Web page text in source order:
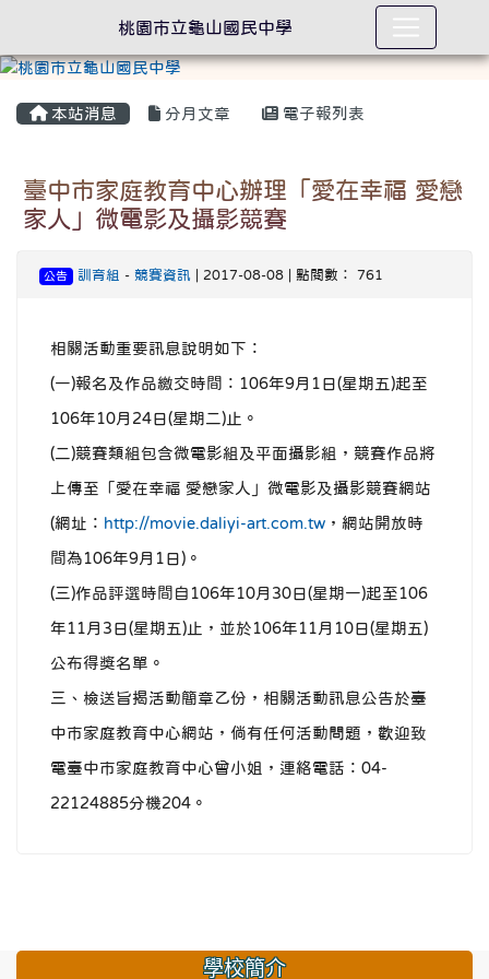
本站消息 分月文章 電子報列表
臺中市家庭教育中心辦理「愛在幸福 愛戀
家人」微電影及攝影競賽
公告 訓育組 - 競賽資訊| 2017-08-08 | 點閱數： 761
相關活動重要訊息說明如下：
(一)報名及作品繳交時間：106年9月1日(星期五)起至
106年10月24日(星期二)止。
(二)競賽類組包含微電影組及平面攝影組，競賽作品將
上傳至「愛在幸福 愛戀家人」微電影及攝影競賽網站
(網址： http://movie.daliyi-art.com.tw ，網站開放時
間為106年9月1日)。
(三)作品評選時間自106年10月30日(星期一)起至106
年11月3日(星期五)止，並於106年11月10日(星期五)
公布得獎名單。
三、檢送旨揭活動簡章乙份，相關活動訊息公告於臺
中市家庭教育中心網站，倘有任何活動問題，歡迎致
電臺中市家庭教育中心曾小姐，連絡電話：04-
22124885分機204。
學校簡介
桃園市立龜山國民中學